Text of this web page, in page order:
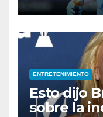
ENTRETENIMIENTO
Esto dijo
sobre la